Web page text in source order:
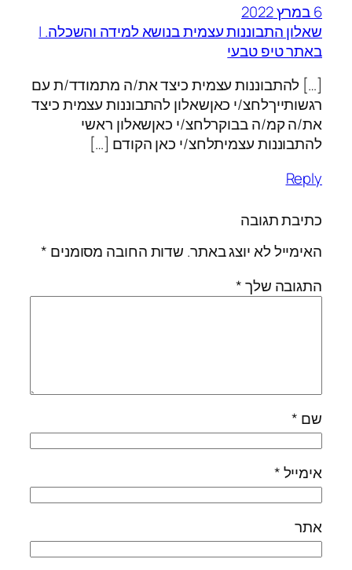
6 במרץ 2022
שאלון התבוננות עצמית בנושא למידה והשכלה. |
באתר טיפ טבעי
[…] להתבוננות עצמית כיצד את/ה מתמודד/ת עם
רגשותייךלחצ/י כאןשאלון להתבוננות עצמית כיצד
את/ה קמ/ה בבוקרלחצ/י כאןשאלון ראשי
להתבוננות עצמיתלחצ/י כאן הקודם […]
Reply
כתיבת תגובה
האימייל לא יוצג באתר. שדות החובה מסומנים *
התגובה שלך*
שם *
אימייל*
אתר